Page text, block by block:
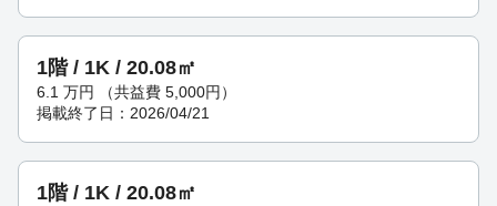
1階 / 1K / 20.08㎡
6.1 万円 （共益費 5,000円）
掲載終了日：2026/04/21
1階 / 1K / 20.08㎡